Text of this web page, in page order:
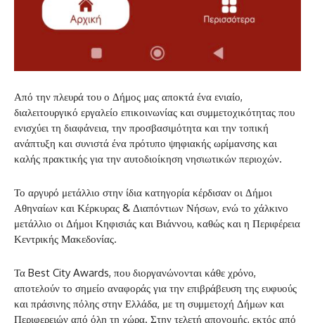
Από την πλευρά του ο Δήμος μας αποκτά ένα ενιαίο,
διαλειτουργικό εργαλείο επικοινωνίας και συμμετοχικότητας που
ενισχύει τη διαφάνεια, την προσβασιμότητα και την τοπική
ανάπτυξη και συνιστά ένα πρότυπο ψηφιακής ωρίμανσης και
καλής πρακτικής για την αυτοδιοίκηση νησιωτικών περιοχών.
Το αργυρό μετάλλιο στην ίδια κατηγορία κέρδισαν οι Δήμοι
Αθηναίων και Κέρκυρας & Διαπόντιων Νήσων, ενώ το χάλκινο
μετάλλιο οι Δήμοι Κηφισιάς και Βιάννου, καθώς και η Περιφέρεια
Κεντρικής Μακεδονίας.
Τα Best City Awards, που διοργανώνονται κάθε χρόνο,
αποτελούν το σημείο αναφοράς για την επιβράβευση της ευφυούς
και πράσινης πόλης στην Ελλάδα, με τη συμμετοχή Δήμων και
Περιφερειών από όλη τη χώρα. Στην τελετή απονομής, εκτός από